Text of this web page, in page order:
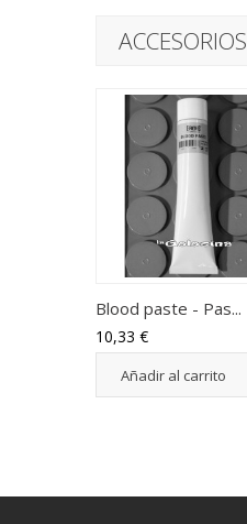
ACCESORIOS
Blood paste - Pas...
10,33 €
Añadir al carrito